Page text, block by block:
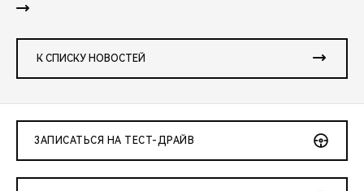
К СПИСКУ НОВОСТЕЙ
ЗАПИСАТЬСЯ НА ТЕСТ-ДРАЙВ